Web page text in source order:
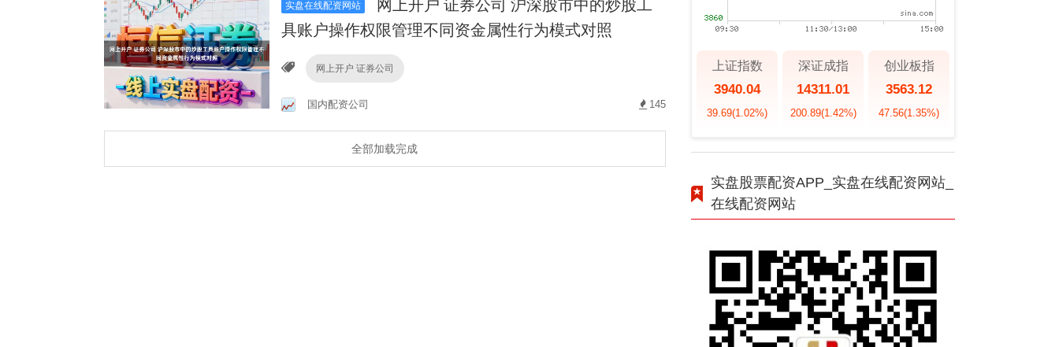
实盘在线配资网站
具账户操作权限管理不同资金属性行为模式对照
网上开户 证券公司
国内配资公司 145
全部加载完成
上证指数
3940.04
39.69(1.02%)
深证成指
14311.01
200.89(1.42%)
创业板指
3563.12
47.56(1.35%)
实盘股票配资APP_实盘在线配资网站_
在线配资网站